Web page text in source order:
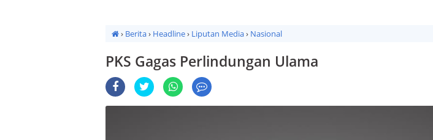
› Berita› Headline› Liputan Media› Nasional
PKS Gagas Perlindungan Ulama